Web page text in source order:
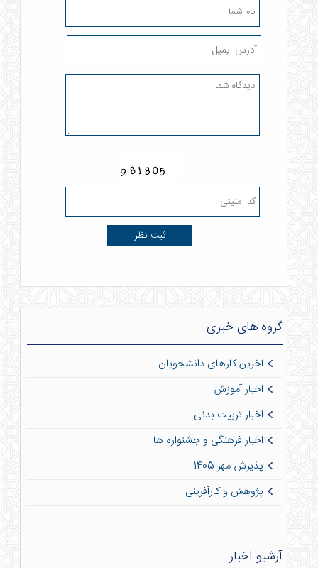
گروه های خبری
آخرین کارهای دانشجویان
اخبار آموزش
اخبار تربیت بدنی
اخبار فرهنگی و جشنواره ها
پذیرش مهر 1405
پژوهش و کارآفرینی
آرشیو اخبار